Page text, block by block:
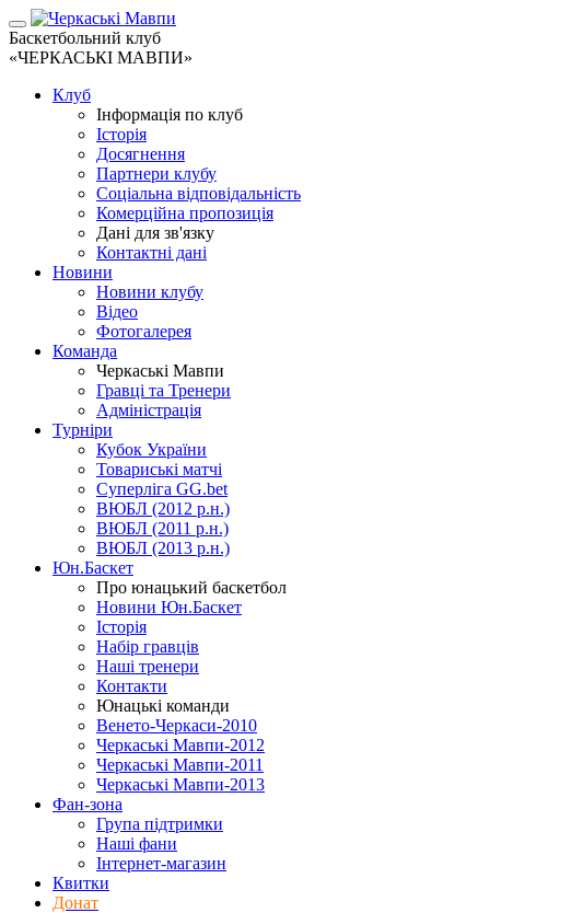
Баскетбольний клуб
«ЧЕРКАСЬКІ МАВПИ»
Клуб
Інформація по клуб
Історія
Досягнення
Партнери клубу
Соціальна відповідальність
Комерційна пропозиція
Дані для зв'язку
Контактні дані
Новини
Новини клубу
Відео
Фотогалерея
Команда
Черкаські Мавпи
Гравці та Тренери
Адміністрація
Турніри
Кубок України
Товариські матчі
Суперліга GG.bet
ВЮБЛ (2012 р.н.)
ВЮБЛ (2011 р.н.)
ВЮБЛ (2013 р.н.)
Юн.Баскет
Про юнацький баскетбол
Новини Юн.Баскет
Історія
Набір гравців
Наші тренери
Контакти
Юнацькі команди
Венето-Черкаси-2010
Черкаські Мавпи-2012
Черкаські Мавпи-2011
Черкаські Мавпи-2013
Фан-зона
Група підтримки
Наші фани
Інтернет-магазин
Квитки
Донат